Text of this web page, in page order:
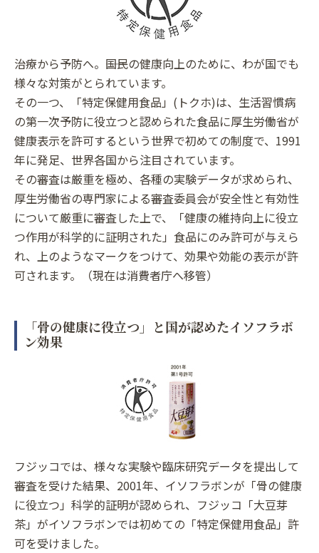
治療から予防へ。――国民の健康向上のために、わが国でも
様々な対策がとられています。
その一つ、「特定保健用食品」(トクホ)は、生活習慣病
の第一次予防に役立つと認められた食品に厚生労働省が
健康表示を許可するという世界で初めての制度で、1991
年に発足、世界各国から注目されています。
その審査は厳重を極め、各種の実験データが求められ、
厚生労働省の専門家による審査委員会が安全性と有効性
について厳重に審査した上で、「健康の維持向上に役立
つ作用が科学的に証明された」食品にのみ許可が与えら
れ、上のようなマークをつけて、効果や効能の表示が許
可されます。（現在は消費者庁へ移管）
「骨の健康に役立つ」と国が認めたイソフラボ
ン効果
フジッコでは、様々な実験や臨床研究データを提出して
審査を受けた結果、2001年、イソフラボンが「骨の健康
に役立つ」科学的証明が認められ、フジッコ「大豆芽
茶」がイソフラボンでは初めての「特定保健用食品」許
可を受けました。